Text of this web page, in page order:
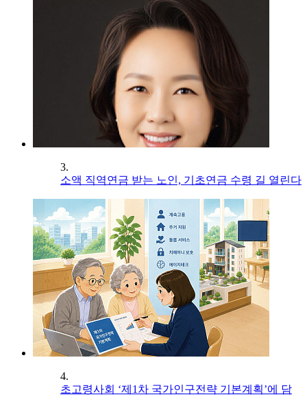
3.
소액 직역연금 받는 노인, 기초연금 수령 길 열린다
4.
초고령사회 ‘제1차 국가인구전략 기본계획’에 담